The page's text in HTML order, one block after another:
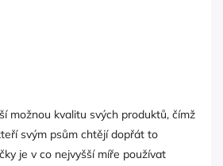
možnou kvalitu svých produktů, čímž
svým psům chtějí dopřát to
je v co nejvyšší míře používat